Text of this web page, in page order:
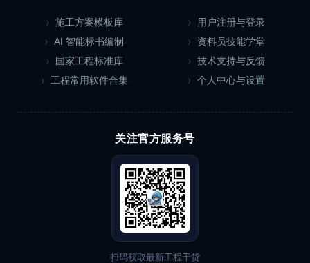
施工方案模板库
AI 智能标书编制
国家工程标准库
工程常用软件合集
用户注册与登录
资料员技能学堂
技术支持与反馈
个人中心与设置
关注官方服务号
扫码获取最新工程干货